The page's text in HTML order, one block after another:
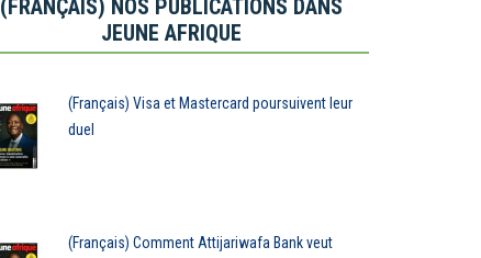
(FRANÇAIS) NOS PUBLICATIONS DANS
JEUNE AFRIQUE
(Français) Visa et Mastercard poursuivent leur
duel
(Français) Comment Attijariwafa Bank veut